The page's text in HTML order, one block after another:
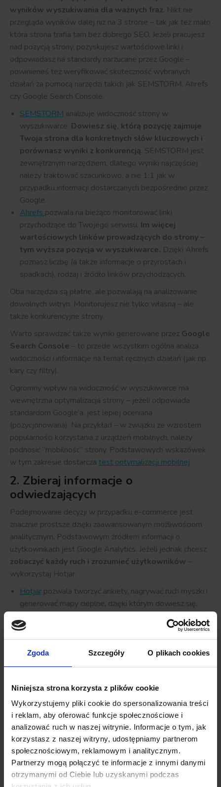
Zgoda Szczegóły O plikach cookies
Niniejsza strona korzysta z plików cookie
Wykorzystujemy pliki cookie do spersonalizowania treści
i reklam, aby oferować funkcje społecznościowe i
analizować ruch w naszej witrynie. Informacje o tym, jak
korzystasz z naszej witryny, udostępniamy partnerom
społecznościowym, reklamowym i analitycznym.
Partnerzy mogą połączyć te informacje z innymi danymi
otrzymanymi od Ciebie lub uzyskanymi podczas
wyników wyszukiwania dla ważnych fraz. Nikt nie
przegląda wyników dalej niż na 3 stronie – tak jak też mało
która strona trafia tam bez dobrego SEO. Jeżeli pracujesz
nad pozycją strony, pozyskujesz wartościowe linki i
odpowiadasz na standardy narzucane przez Google –
powinieneś też weryfikować skuteczność wybranych
działań za pomocą narzędzi takich jak SEMSTORM, Ahrefs
czy Google Search Console.
SEMSTORM analizuje widoczność strony w
wyszukiwarce. Dowiesz się, którą pozycję zajmuje
Twoja strona dla konkretnych słów kluczowych i
porównasz wyniki z konkurencją. SEMSTORM jest
zewnętrznym narzędziem, dlatego wyniki najczęściej
należy traktować szacunkowo, a nie 1:1 jak w
przypadku informacji dostarczanych bezpośrednio przez
Google.
Ahrefs pozwala na bieżąco monitorować linki
przychodzące do Twojego serwisu. Im więcej
wartościowych linków prowadzących do strony –
tym wyższa pozycja w wyszukiwarce. Dzięki Ahrefs
poznasz liczbę (a także informacje o przyrostach i
spadkach), rodzaj i źródło linków przychodzących.
Oba narzędzia są płatne, ale pozwalają na analizowanie
dowolnych witryn. Monitorujesz nie tylko własną – ale
także konkurencyjne strony.
Warto sprawdzać także wyniki generowane przez Google
Search Console – to przede wszystkim ogólna analiza
widoczności i informacje na temat ręcznych działań (jak np.
kary czy filtry).
Ogromny wpływ na widoczność w wyszukiwarce ma
wewnętrzna optymalizacja strony – jeżeli odpowiada
standardom Google’a, jest lepiej oceniana
(pozycjonowana). Na przykład – w związku ze wzrostem
popularności korzystania z urządzeń mobilnych, należy
podnosić “mobilność” strony. Podstawowych wskazówek
w tym zakresie dostarcza test optymalizacji mobilnej.
2. Zbieraj informacje o
odwiedzających
Podejmowanie decyzji w przypadku e-commerce jest
znacznie prostsze dzięki zaawansowanym możliwościom
analitycznym. Podstawowym źródłem informacji o
użytkownikach jest Google Analytics. Jeżeli jednak chcesz
zobaczyć każdy ruch i zrozumieć użytkowników –
wykorzystaj Hotjar.
Hotjar pozwala tworzyć ankiety, nagrywać ruch myszki i
generować mapy cieplne, dzięki którym dowiesz się,
analizuje przyczyny opuszczania strony i wskazuje
niechętnie wypełniane pola w formularzach. Narzędzie
pozwala analizować do 2000 sesji dziennie za darmo.
Implementacja Hotjara jest bardzo prosta – tak jak w
przypadku Google Analytics, polega na zamieszczeniu na
stronie jednego kodu.
3. Testuj alternatywne rozwiązania
Czasami aż trudno uwierzyć, że zmiana koloru buttona z
kluczowym wezwaniem do działania może podnieść
wskaźnik konwersji. Tym bardziej, jeżeli podnosi go o kilka
procent.